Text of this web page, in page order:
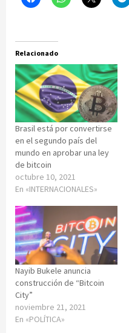
Relacionado
Brasil está por convertirse
en el segundo país del
mundo en aprobar una ley
de bitcoin
octubre 10, 2021
En «INTERNACIONALES»
Nayib Bukele anuncia
construcción de “Bitcoin
City”
noviembre 21, 2021
En «POLÍTICA»